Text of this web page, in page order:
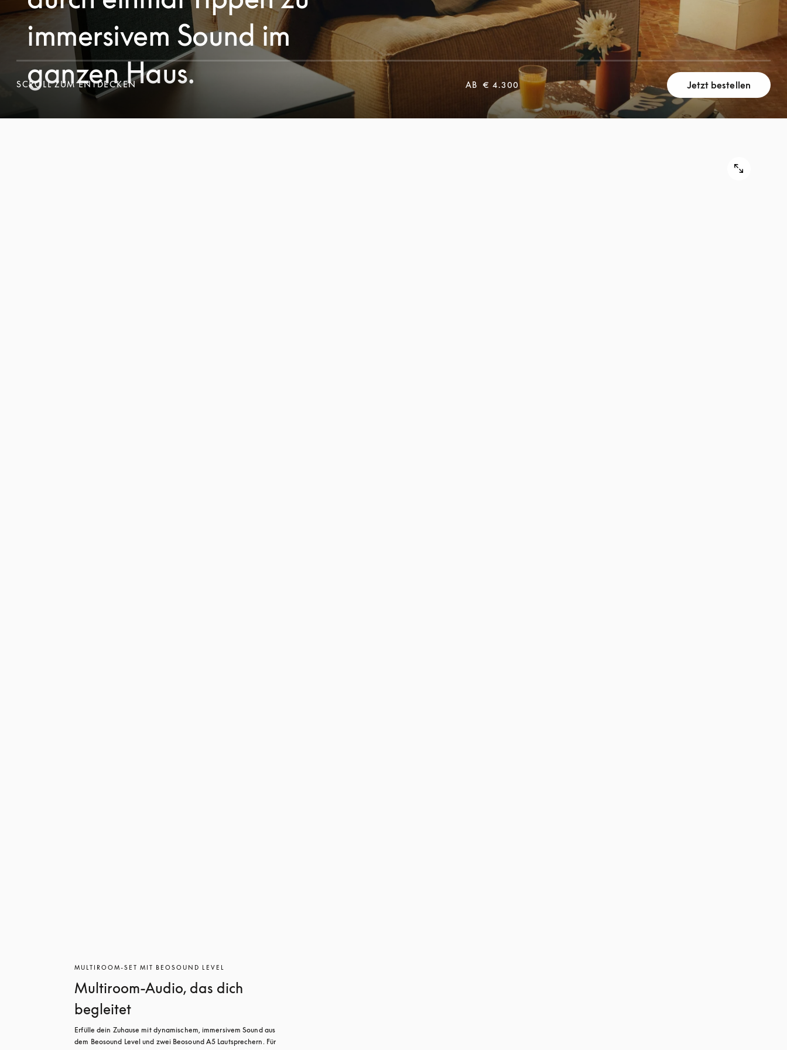
immersivem Sound im
ganzen Haus.
SCROLL ZUM ENTDECKEN
SCROLL ZUM ENTDECKEN
AB
€ 4.300 Jetzt bestellen
MULTIROOM-SET MIT BEOSOUND LEVEL
Multiroom-Audio, das dich
begleitet
Erfülle dein Zuhause mit dynamischem, immersivem Sound aus
dem Beosound Level und zwei Beosound A5 Lautsprechern. Für